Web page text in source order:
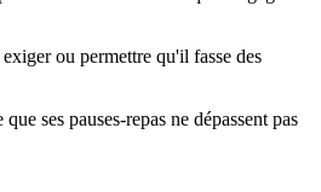
ou permettre qu'il fasse des
ses pauses-repas ne dépassent pas